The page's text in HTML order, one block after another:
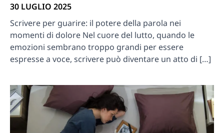
30 LUGLIO 2025
Scrivere per guarire: il potere della parola nei
momenti di dolore Nel cuore del lutto, quando le
emozioni sembrano troppo grandi per essere
espresse a voce, scrivere può diventare un atto di […]